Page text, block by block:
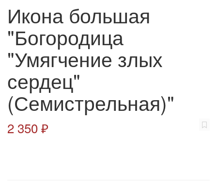
Икона большая
"Богородица
"Умягчение злых
сердец"
(Семистрельная)"
2 350 ₽